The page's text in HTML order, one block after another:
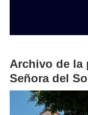
Archivo de la
Señora del